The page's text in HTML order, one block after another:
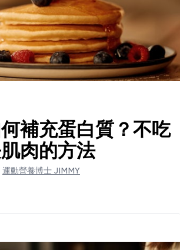
補充蛋白質？不吃
肉的方法
運動營養博士 JIMMY